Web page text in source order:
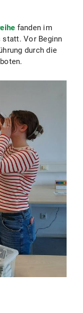
fanden im
statt. Vor Beginn
durch die